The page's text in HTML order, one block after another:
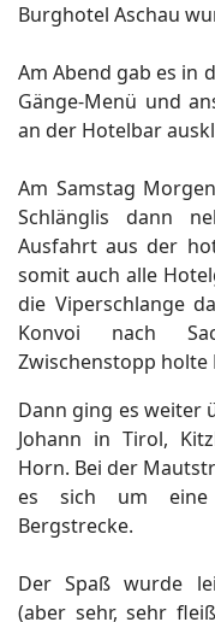
Burghotel Aschau
Am Abend gab es in
Gänge-Menü und
an der Hotelbar
Am Samstag
Schlänglis dann
Ausfahrt aus der
somit auch alle
die Viperschlange
Konvoi nach
Zwischenstopp holte
Dann ging es weiter
Johann in Tirol,
Horn. Bei der
es sich um eine
Bergstrecke.
Der Spaß wurde
(aber sehr, sehr